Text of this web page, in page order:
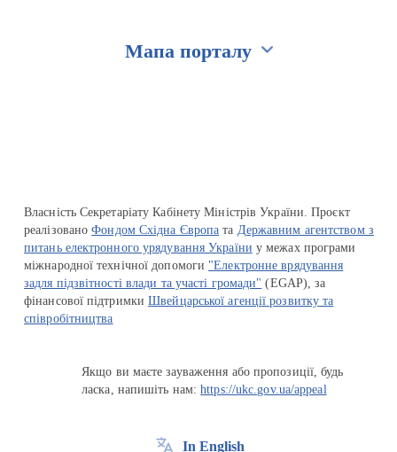
Мапа порталу
Власність Секретаріату Кабінету Міністрів України. Проєкт
реалізованоФондом Східна Європа та Державним агентством з
питань електронного урядування України у межах програми
міжнародної технічної допомоги "Електронне врядування
задля підзвітності влади та участі громади" (EGAP), за
фінансової підтримкиШвейцарської агенції розвитку та
співробітництва
Якщо ви маєте зауваження або пропозиції, будь
ласка, напишіть нам:https://ukc.gov.ua/appeal
In English